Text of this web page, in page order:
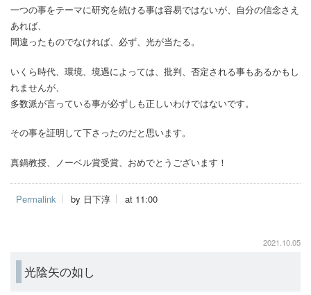
一つの事をテーマに研究を続ける事は容易ではないが、自分の信念さえ
あれば、
間違ったものでなければ、必ず、光が当たる。
いくら時代、環境、境遇によっては、批判、否定される事もあるかもし
れませんが、
多数派が言っている事が必ずしも正しいわけではないです。
その事を証明して下さったのだと思います。
真鍋教授、ノーベル賞受賞、おめでとうございます！
Permalink by 日下淳 at 11:00
2021.10.05
光陰矢の如し